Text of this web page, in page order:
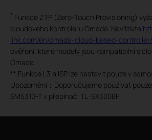
* Funkce ZTP (Zero-Touch Provisioning)
cloudového kontroleru Omada. Navštivte
link.com/en/omada-cloud-based-
ověření, které modely jsou kompatibilní s
Omada.
** Funkce L3 a ISP lze nastavit pouze v
Upozornění：Doporučujeme používat
SM5310-T v přepínači TL-SX3008F.